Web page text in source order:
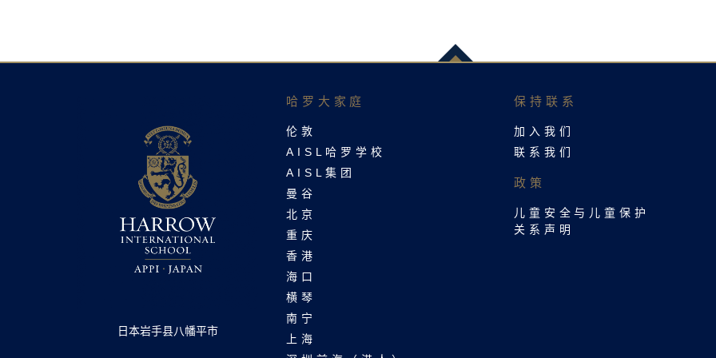
日本岩手县八幡平市
哈罗大家庭​
伦敦
AISL哈罗学校
AISL集团
曼谷
北京
重庆
香港
海口
横琴
南宁
上海
保持联系​
加入我们
联系我们​
政策
儿童安全与儿童保护
关系声明